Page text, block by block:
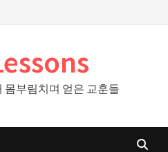
몸부림치며 얻은 교훈들